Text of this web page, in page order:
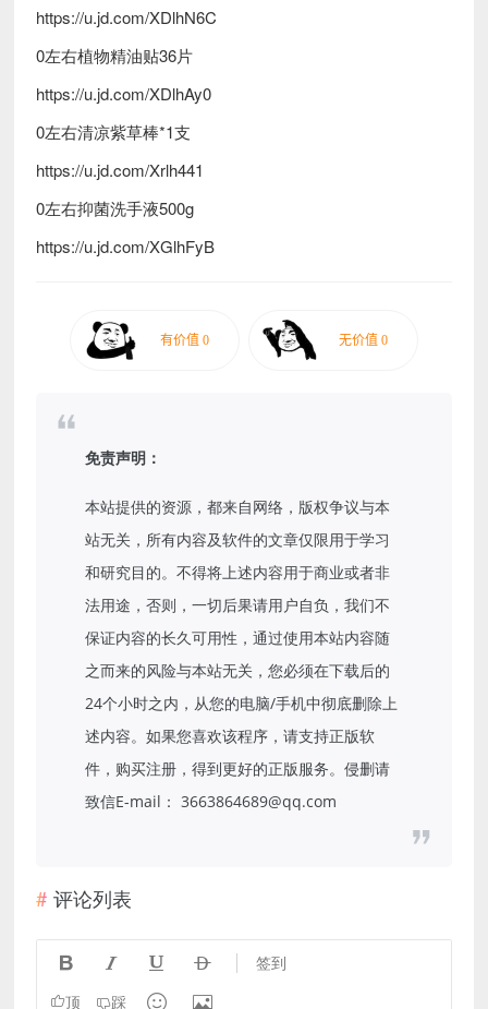
https://u.jd.com/XDlhN6C
0左右植物精油贴36片
https://u.jd.com/XDlhAy0
0左右清凉紫草棒*1支
https://u.jd.com/Xrlh441
0左右抑菌洗手液500g
https://u.jd.com/XGlhFyB
免责声明：
本站提供的资源，都来自网络，版权争议与本
站无关，所有内容及软件的文章仅限用于学习
和研究目的。不得将上述内容用于商业或者非
法用途，否则，一切后果请用户自负，我们不
保证内容的长久可用性，通过使用本站内容随
之而来的风险与本站无关，您必须在下载后的
24个小时之内，从您的电脑/手机中彻底删除上
述内容。如果您喜欢该程序，请支持正版软
件，购买注册，得到更好的正版服务。侵删请
致信E-mail： 3663864689@qq.com
评论列表
    签到
顶 踩  